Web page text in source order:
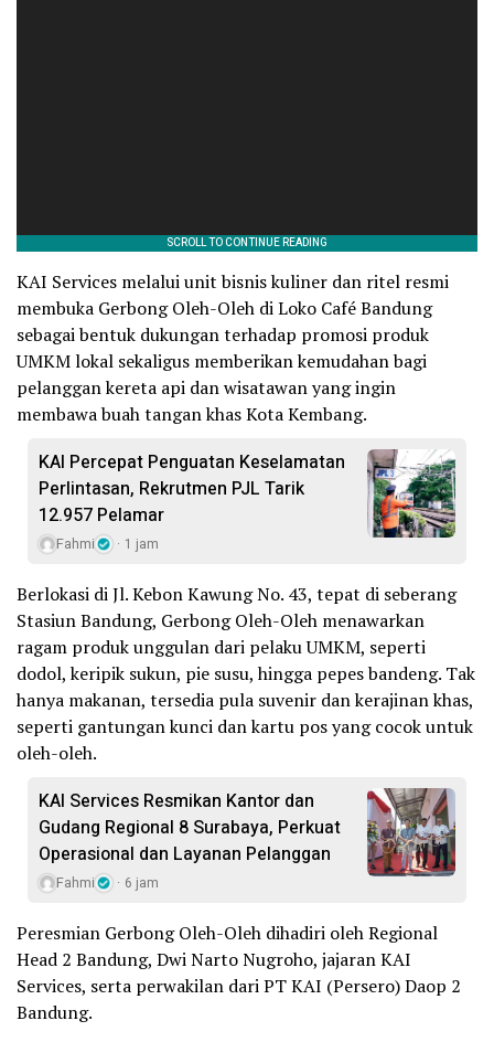
KAI Services melalui unit bisnis kuliner dan ritel resmi
membuka Gerbong Oleh-Oleh di Loko Café Bandung
sebagai bentuk dukungan terhadap promosi produk
UMKM lokal sekaligus memberikan kemudahan bagi
pelanggan kereta api dan wisatawan yang ingin
membawa buah tangan khas Kota Kembang.
KAI Percepat Penguatan Keselamatan
Perlintasan, Rekrutmen PJL Tarik
12.957 Pelamar
Fahmi 1 jam
Berlokasi di Jl. Kebon Kawung No. 43, tepat di seberang
Stasiun Bandung, Gerbong Oleh-Oleh menawarkan
ragam produk unggulan dari pelaku UMKM, seperti
dodol, keripik sukun, pie susu, hingga pepes bandeng. Tak
hanya makanan, tersedia pula suvenir dan kerajinan khas,
seperti gantungan kunci dan kartu pos yang cocok untuk
oleh-oleh.
KAI Services Resmikan Kantor dan
Gudang Regional 8 Surabaya, Perkuat
Operasional dan Layanan Pelanggan
Fahmi 6 jam
Peresmian Gerbong Oleh-Oleh dihadiri oleh Regional
Head 2 Bandung, Dwi Narto Nugroho, jajaran KAI
Services, serta perwakilan dari PT KAI (Persero) Daop 2
Bandung.